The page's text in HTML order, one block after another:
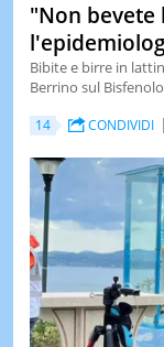
"Non
Bibite e birre in
Berrino sul Bisfenolo
14 CONDIVIDI